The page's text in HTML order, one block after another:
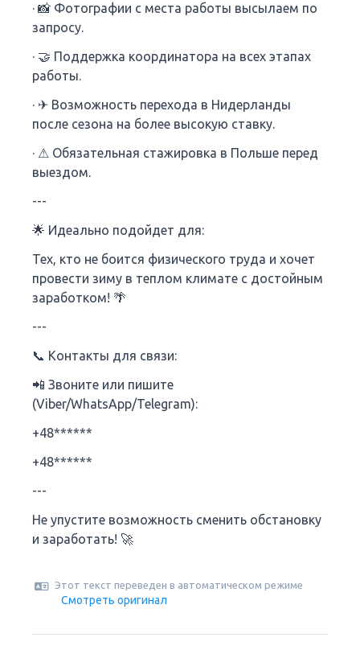
· 📸 Фотографии с места работы высылаем по
запросу.
· 🤝 Поддержка координатора на всех этапах
работы.
· ✈ Возможность перехода в Нидерланды
после сезона на более высокую ставку.
· ⚠ Обязательная стажировка в Польше перед
выездом.
---
🌟 Идеально подойдет для:
Тех, кто не боится физического труда и хочет
провести зиму в теплом климате с достойным
заработком! 🌴
---
📞 Контакты для связи:
📲 Звоните или пишите
(Viber/WhatsApp/Telegram):
+48******
+48******
---
Не упустите возможность сменить обстановку
и заработать! 🚀
Этот текст переведен в автоматическом режиме
Смотреть оригинал